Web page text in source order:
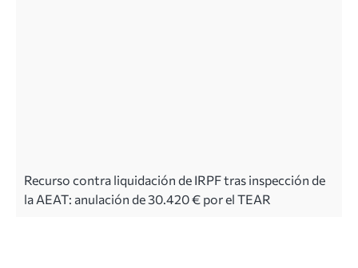
Recurso contra liquidación de IRPF tras inspección de
la AEAT: anulación de 30.420 € por el TEAR